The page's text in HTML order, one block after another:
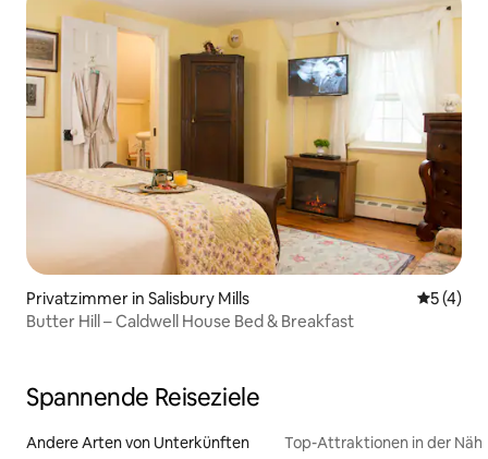
Privatzimmer in Salisbury Mills
5 (4)
Butter Hill – Caldwell House Bed & Breakfast
Spannende Reiseziele
Andere Arten von Unterkünften Top-Attraktionen in der